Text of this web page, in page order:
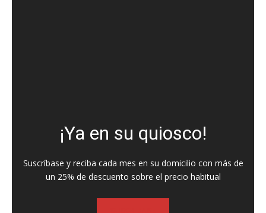
¡Ya en su quiosco!
Suscríbase y reciba cada mes en su domicilio con más de
un 25% de descuento sobre el precio habitual